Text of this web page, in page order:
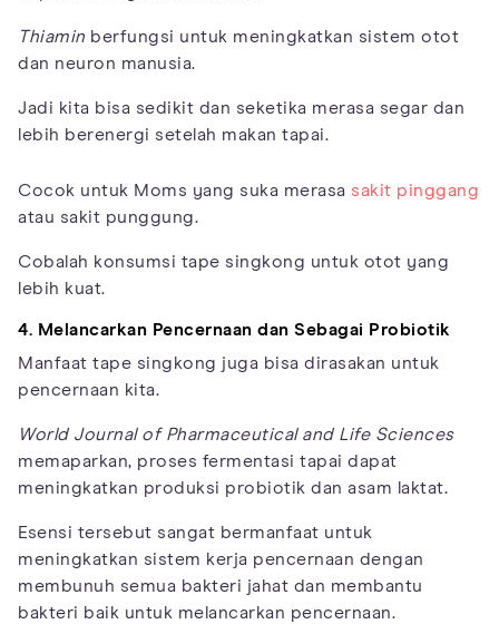
Thiamin berfungsi untuk meningkatkan sistem otot
dan neuron manusia.
Jadi kita bisa sedikit dan seketika merasa segar dan
lebih berenergi setelah makan tapai.
Cocok untuk Moms yang suka merasa sakit pinggang
atau sakit punggung.
Cobalah konsumsi tape singkong untuk otot yang
lebih kuat.
4. Melancarkan Pencernaan dan Sebagai Probiotik
Manfaat tape singkong juga bisa dirasakan untuk
pencernaan kita.
World Journal of Pharmaceutical and Life Sciences
memaparkan, proses fermentasi tapai dapat
meningkatkan produksi probiotik dan asam laktat.
Esensi tersebut sangat bermanfaat untuk
meningkatkan sistem kerja pencernaan dengan
membunuh semua bakteri jahat dan membantu
bakteri baik untuk melancarkan pencernaan.